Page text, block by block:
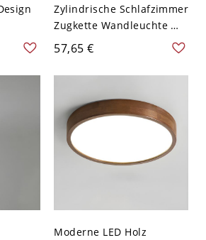
Zylindrische Schlafzimmer
Zugkette Wandleuchte mit
Frostglas und Holz-
Rückplatte, 1-Licht
zeitgenössische
110V-120V
57,65 €
Moderne LED Holz